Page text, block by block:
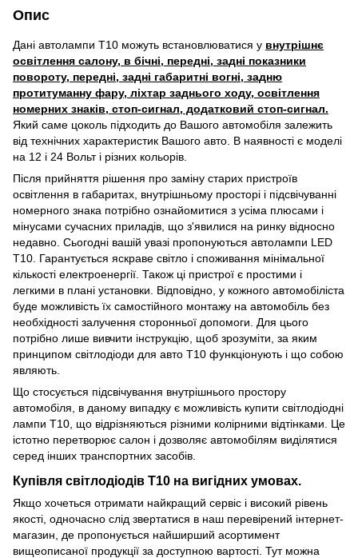
Опис
Дані автолампи Т10 можуть встановлюватися у внутрішнє
освітлення салону, в бічні, передні, задні показники
повороту, передні, задні габаритні вогні, задню
протитуманну фару, ліхтар заднього ходу, освітлення
номерних знаків, стоп-сигнал, додатковий стоп-сигнал.
Який саме цоколь підходить до Вашого автомобіля залежить
від технічних характеристик Вашого авто. В наявності є моделі
на 12 і 24 Вольт і різних кольорів.
Після прийняття рішення про заміну старих пристроїв
освітлення в габаритах, внутрішньому просторі і підсвічуванні
номерного знака потрібно ознайомитися з усіма плюсами і
мінусами сучасних приладів, що з'явилися на ринку відносно
недавно. Сьогодні вашій увазі пропонуються автолампи LED
Т10. Гарантується яскраве світло і споживання мінімальної
кількості електроенергії. Також ці пристрої є простими і
легкими в плані установки. Відповідно, у кожного автомобіліста
буде можливість їх самостійного монтажу на автомобіль без
необхідності залучення сторонньої допомоги. Для цього
потрібно лише вивчити інструкцію, щоб зрозуміти, за яким
принципом світлодіоди для авто T10 функціонують і що собою
являють.
Що стосується підсвічування внутрішнього простору
автомобіля, в даному випадку є можливість купити світлодіодні
лампи Т10, що відрізняються різними колірними відтінками. Це
істотно перетворює салон і дозволяє автомобілям виділятися
серед інших транспортних засобів.
Купівля світлодіодів Т10 на вигідних умовах.
Якщо хочеться отримати найкращий сервіс і високий рівень
якості, одночасно слід звертатися в наш перевірений інтернет-
магазин, де пропонується найширший асортимент
вищеописаної продукції за доступною вартості. Тут можна